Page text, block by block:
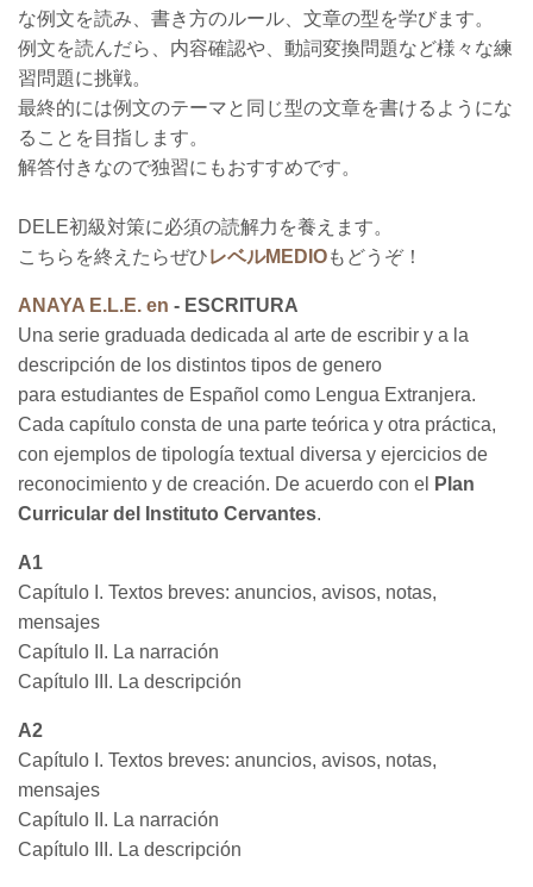
な例文を読み、書き方のルール、文章の型を学びます。
例文を読んだら、内容確認や、動詞変換問題など様々な練
習問題に挑戦。
最終的には例文のテーマと同じ型の文章を書けるようにな
ることを目指します。
解答付きなので独習にもおすすめです。
DELE初級対策に必須の読解力を養えます。
こちらを終えたらぜひレベルMEDIOもどうぞ！
ANAYA E.L.E. en - ESCRITURA
Una serie graduada dedicada al arte de escribir y a la
descripción de los distintos tipos de genero
para estudiantes de Español como Lengua Extranjera.
Cada capítulo consta de una parte teórica y otra práctica,
con ejemplos de tipología textual diversa y ejercicios de
reconocimiento y de creación. De acuerdo con el
Plan
Curricular del Instituto Cervantes.
A1
Capítulo I. Textos breves: anuncios, avisos, notas,
mensajes
Capítulo II. La narración
Capítulo III. La descripción
A2
Capítulo I. Textos breves: anuncios, avisos, notas,
mensajes
Capítulo II. La narración
Capítulo III. La descripción